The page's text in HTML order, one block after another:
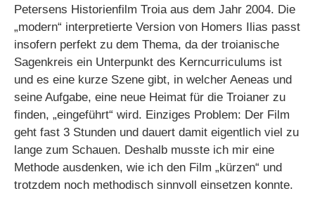
Petersens Historienfilm Troia aus dem Jahr 2004. Die
„modern“ interpretierte Version von Homers Ilias passt
insofern perfekt zu dem Thema, da der troianische
Sagenkreis ein Unterpunkt des Kerncurriculums ist
und es eine kurze Szene gibt, in welcher Aeneas und
seine Aufgabe, eine neue Heimat für die Troianer zu
finden, „eingeführt“ wird. Einziges Problem: Der Film
geht fast 3 Stunden und dauert damit eigentlich viel zu
lange zum Schauen. Deshalb musste ich mir eine
Methode ausdenken, wie ich den Film „kürzen“ und
trotzdem noch methodisch sinnvoll einsetzen konnte.